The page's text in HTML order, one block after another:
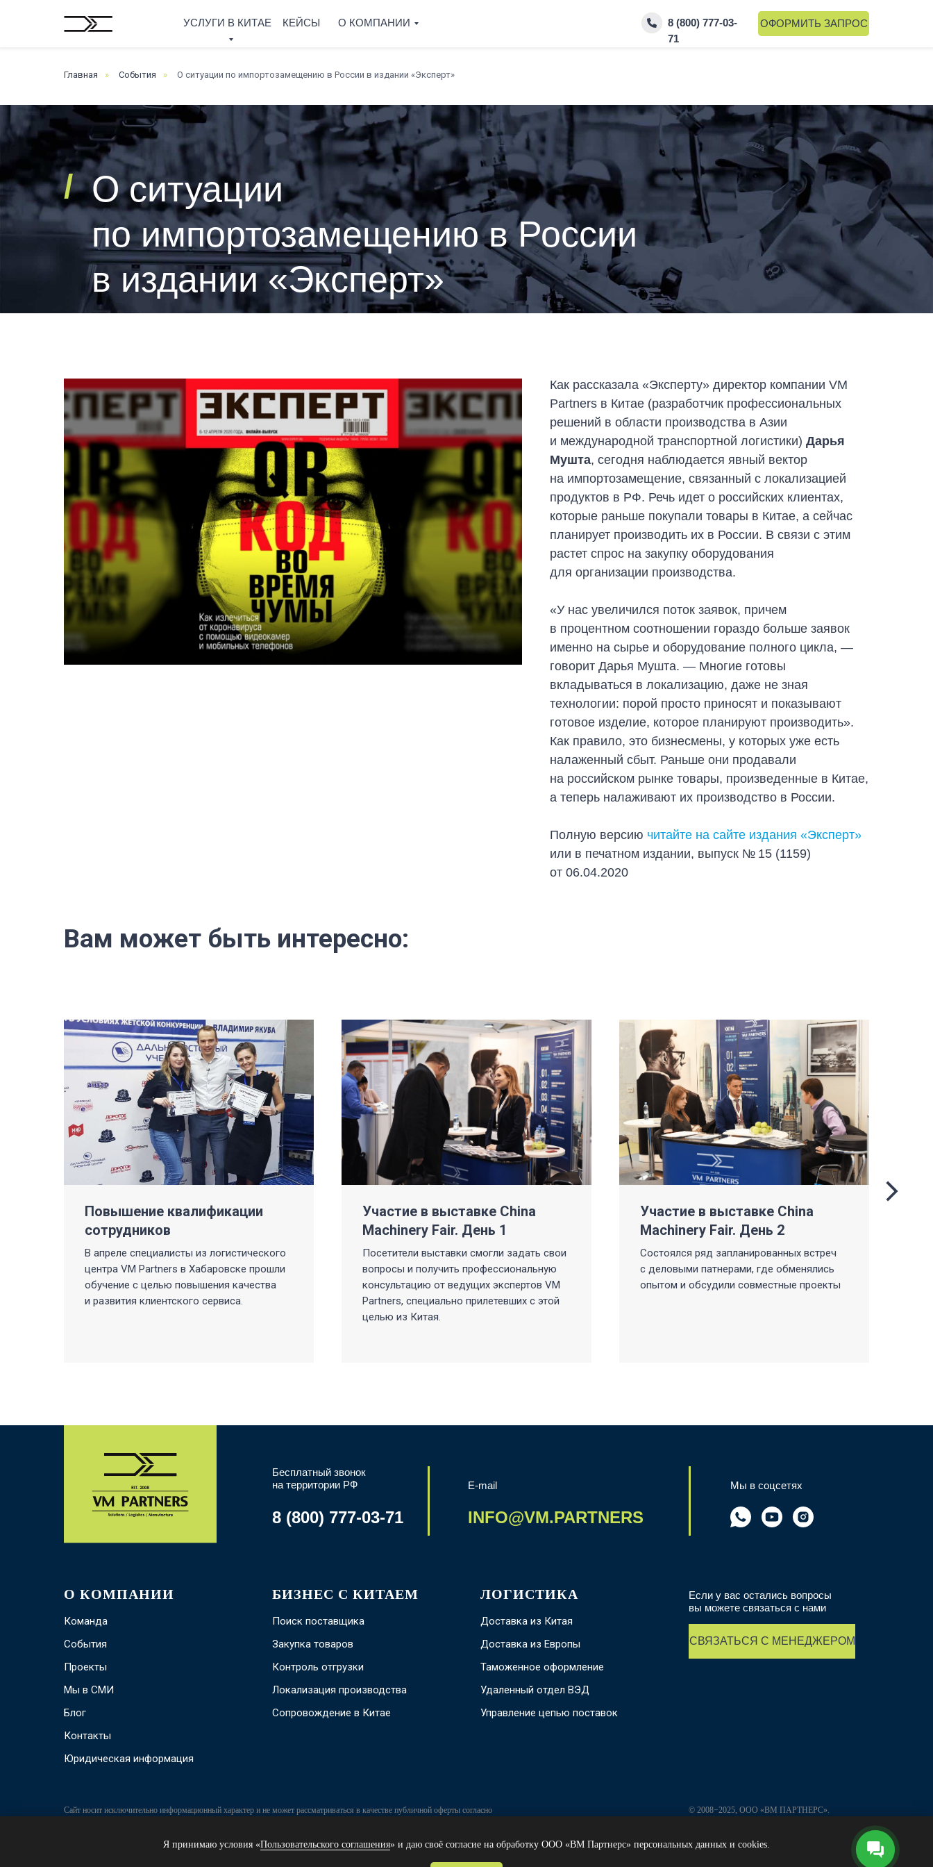
О КОМПАНИИ
КЕЙСЫ
УСЛУГИ В КИТАЕ ОФОРМИТЬ ЗАПРОС
8 (800) 777-03-
71
Главная » События » О ситуации по импортозамещению в России в издании «Эксперт»
/ О ситуации
по импортозамещению в России
в издании «Эксперт»
Как рассказала «Эксперту» директор компании VM
Partners в Китае (разработчик профессиональных
решений в области производства в Азии
и международной транспортной логистики) Дарья
Мушта, сегодня наблюдается явный вектор
на импортозамещение, связанный с локализацией
продуктов в РФ. Речь идет о российских клиентах,
которые раньше покупали товары в Китае, а сейчас
планирует производить их в России. В связи с этим
растет спрос на закупку оборудования
для организации производства.
«У нас увеличился поток заявок, причем
в процентном соотношении гораздо больше заявок
именно на сырье и оборудование полного цикла, —
говорит Дарья Мушта. — Многие готовы
вкладываться в локализацию, даже не зная
технологии: порой просто приносят и показывают
готовое изделие, которое планируют производить».
Как правило, это бизнесмены, у которых уже есть
налаженный сбыт. Раньше они продавали
на российском рынке товары, произведенные в Китае,
а теперь налаживают их производство в России.
Полную версию читайте на сайте издания «Эксперт»
или в печатном издании, выпуск № 15 (1159)
от 06.04.2020
Вам может быть интересно:
Повышение квалификации
сотрудников
В апреле специалисты из логистического
центра VM Partners в Хабаровске прошли
обучение с целью повышения качества
и развития клиентского сервиса.
Участие в выставке China
Machinery Fair. День 1
Посетители выставки смогли задать свои
вопросы и получить профессиональную
консультацию от ведущих экспертов VM
Pаrtners, специально прилетевших с этой
целью из Китая.
Участие в выставке China
Machinery Fair. День 2
Состоялся ряд запланированных встреч
с деловыми патнерами, где обменялись
опытом и обсудили совместные проекты
Бесплатный звонок
на территории РФ
8 (800) 777-03-71
E-mail
INFO@VM.PARTNERS
СВЯЗАТЬСЯ С МЕНЕДЖЕРОМ
Если у вас остались вопросы
вы можете связаться с нами
Мы в соцсетях
О КОМПАНИИ
Команда
События
Проекты
Мы в СМИ
Блог
Контакты
Юридическая информация
БИЗНЕС С КИТАЕМ
Поиск поставщика
Закупка товаров
Контроль отгрузки
Локализация производства
Сопровождение в Китае
ЛОГИСТИКА
Доставка из Китая
Доставка из Европы
Таможенное оформление
Удаленный отдел ВЭД
Управление цепью поставок
-
Сайт носит исключительно информационный характер и не может рассматриваться в качестве публичной оферты согласно
© 2008−2025, ООО «ВМ ПАРТНЕРС».
Я принимаю условия «Пользовательского соглашения» и даю своё согласие на обработку ООО «ВМ Партнерс» персональных данных и cookies.